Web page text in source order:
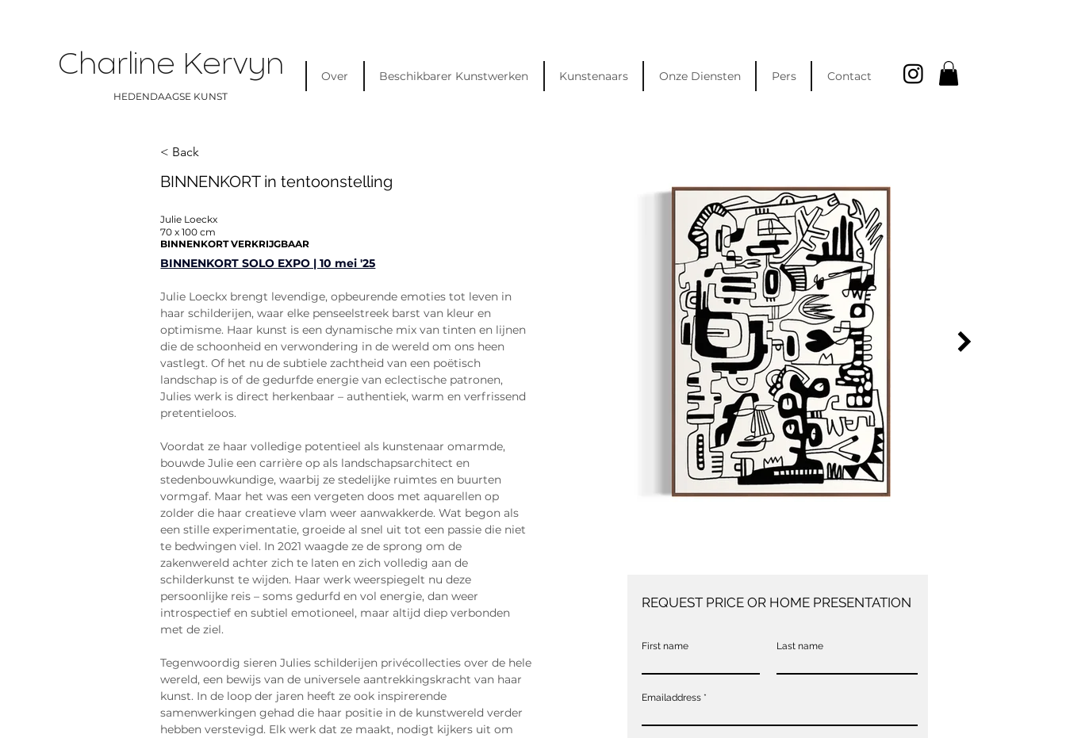
Charline Kervyn
HEDENDAAGSE KUNST
Over Beschikbarer Kunstwerken Kunstenaars Onze Diensten Pers Contact
< Back
BINNENKORT in tentoonstelling
Julie Loeckx
70 x 100 cm
BINNENKORT VERKRIJGBAAR
BINNENKORT SOLO EXPO | 10 mei '25
Julie Loeckx brengt levendige, opbeurende emoties tot leven in
haar schilderijen, waar elke penseelstreek barst van kleur en
optimisme. Haar kunst is een dynamische mix van tinten en lijnen
die de schoonheid en verwondering in de wereld om ons heen
vastlegt. Of het nu de subtiele zachtheid van een poëtisch
landschap is of de gedurfde energie van eclectische patronen,
Julies werk is direct herkenbaar – authentiek, warm en verfrissend
pretentieloos.
Voordat ze haar volledige potentieel als kunstenaar omarmde,
bouwde Julie een carrière op als landschapsarchitect en
stedenbouwkundige, waarbij ze stedelijke ruimtes en buurten
vormgaf. Maar het was een vergeten doos met aquarellen op
zolder die haar creatieve vlam weer aanwakkerde. Wat begon als
een stille experimentatie, groeide al snel uit tot een passie die niet
te bedwingen viel. In 2021 waagde ze de sprong om de
zakenwereld achter zich te laten en zich volledig aan de
schilderkunst te wijden. Haar werk weerspiegelt nu deze
persoonlijke reis – soms gedurfd en vol energie, dan weer
introspectief en subtiel emotioneel, maar altijd diep verbonden
met de ziel.
Tegenwoordig sieren Julies schilderijen privécollecties over de hele
wereld, een bewijs van de universele aantrekkingskracht van haar
kunst. In de loop der jaren heeft ze ook inspirerende
samenwerkingen gehad die haar positie in de kunstwereld verder
hebben verstevigd. Elk werk dat ze maakt, nodigt kijkers uit om
REQUEST PRICE OR HOME PRESENTATION
First name Last name
Emailaddress